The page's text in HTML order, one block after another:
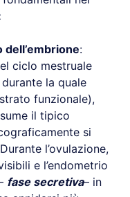
dell’embrione:
ciclo mestruale
la quale
funzionale),
il tipico
si
l’ovulazione,
e l’endometrio
fase secretiva– in